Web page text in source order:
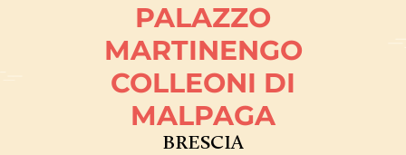
PALAZZO
MARTINENGO
COLLEONI DI
MALPAGA
BRESCIA